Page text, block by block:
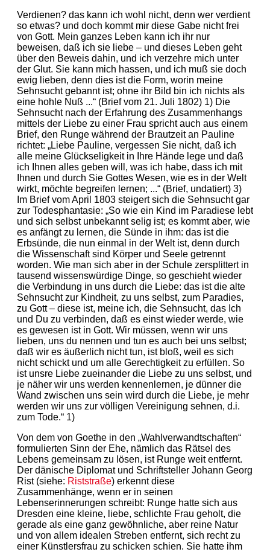
Verdienen? das kann ich wohl nicht, denn wer verdient
so etwas? und doch kommt mir diese Gabe nicht frei
von Gott. Mein ganzes Leben kann ich ihr nur
beweisen, daß ich sie liebe – und dieses Leben geht
über den Beweis dahin, und ich verzehre mich unter
der Glut. Sie kann mich hassen, und ich muß sie doch
ewig lieben, denn dies ist die Form, worin meine
Sehnsucht gebannt ist; ohne ihr Bild bin ich nichts als
eine hohle Nuß ...“ (Brief vom 21. Juli 1802) 1) Die
Sehnsucht nach der Erfahrung des Zusammenhangs
mittels der Liebe zu einer Frau spricht auch aus einem
Brief, den Runge während der Brautzeit an Pauline
richtet: „Liebe Pauline, vergessen Sie nicht, daß ich
alle meine Glückseligkeit in Ihre Hände lege und daß
ich Ihnen alles geben will, was ich habe, dass ich mit
Ihnen und durch Sie Gottes Wesen, wie es in der Welt
wirkt, möchte begreifen lernen; ...“ (Brief, undatiert) 3)
Im Brief vom April 1803 steigert sich die Sehnsucht gar
zur Todesphantasie: „So wie ein Kind im Paradiese lebt
und sich selbst unbekannt selig ist; es kommt aber, wie
es anfängt zu lernen, die Sünde in ihm: das ist die
Erbsünde, die nun einmal in der Welt ist, denn durch
die Wissenschaft sind Körper und Seele getrennt
worden. Wie man sich aber in der Schule zersplittert in
tausend wissenswürdige Dinge, so geschieht wieder
die Verbindung in uns durch die Liebe: das ist die alte
Sehnsucht zur Kindheit, zu uns selbst, zum Paradies,
zu Gott – diese ist, meine ich, die Sehnsucht, das Ich
und Du zu verbinden, daß es einst wieder werde, wie
es gewesen ist in Gott. Wir müssen, wenn wir uns
lieben, uns du nennen und tun es auch bei uns selbst;
daß wir es äußerlich nicht tun, ist bloß, weil es sich
nicht schickt und um alle Gerechtigkeit zu erfüllen. So
ist unsre Liebe zueinander die Liebe zu uns selbst, und
je näher wir uns werden kennenlernen, je dünner die
Wand zwischen uns sein wird durch die Liebe, je mehr
werden wir uns zur völligen Vereinigung sehnen, d.i.
zum Tode.“ 1)
Von dem von Goethe in den „Wahlverwandtschaften“
formulierten Sinn der Ehe, nämlich das Rätsel des
Lebens gemeinsam zu lösen, ist Runge weit entfernt.
Der dänische Diplomat und Schriftsteller Johann Georg
Rist (siehe: Riststraße) erkennt diese
Zusammenhänge, wenn er in seinen
Lebenserinnerungen schreibt: Runge hatte sich aus
Dresden eine kleine, liebe, schlichte Frau geholt, die
gerade als eine ganz gewöhnliche, aber reine Natur
und von allem idealen Streben entfernt, sich recht zu
einer Künstlersfrau zu schicken schien. Sie hatte ihm